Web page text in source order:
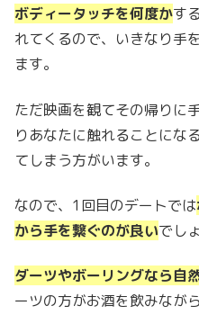
ボディータッチを何度かす
れてくるので、いきなり手
ます。
ただ映画を観てその帰りに
りあなたに触れることにな
てしまう方がいます。
なので、1回目のデートでは
から手を繋ぐのが良いでし
ダーツやボーリングなら自
ーツの方がお酒を飲みなが